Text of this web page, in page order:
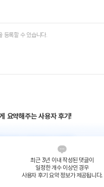
요약해주는 사용자 후기!
최근 3년 이내 작성된 댓글이
일정한 개수 이상인 경우
사용자 후기 요약 정보가 제공됩니다.